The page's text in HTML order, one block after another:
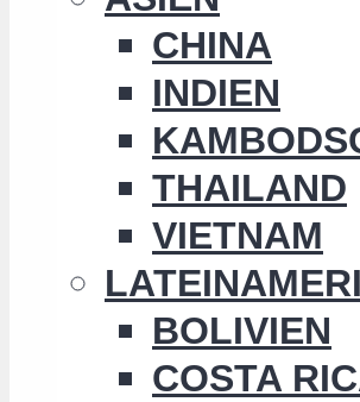
CHINA
INDIEN
THAILAND
VIETNAM
BOLIVIEN
COSTA